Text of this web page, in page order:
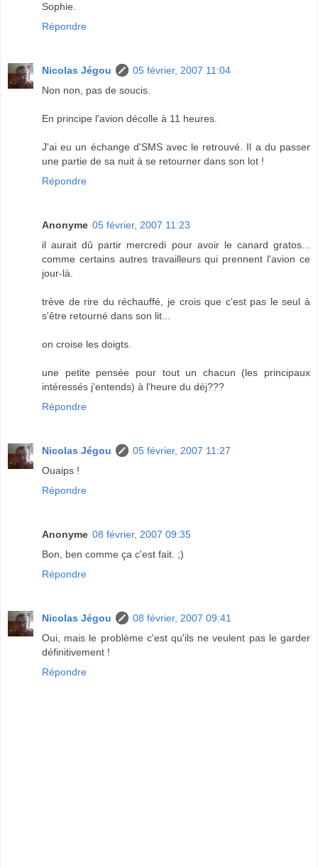
Sophie.
Répondre
Nicolas Jégou
05 février, 2007 11:04
Non non, pas de soucis.
En principe l'avion décolle à 11 heures.
J'ai eu un échange d'SMS avec le retrouvé. Il a du passer
une partie de sa nuit à se retourner dans son lot !
Répondre
Anonyme 05 février, 2007 11:23
il aurait dû partir mercredi pour avoir le canard gratos...
comme certains autres travailleurs qui prennent l'avion ce
jour-là.
trève de rire du réchauffé, je crois que c'est pas le seul à
s'être retourné dans son lit...
on croise les doigts.
une petite pensée pour tout un chacun (les principaux
intéressés j'entends) à l'heure du déj???
Répondre
Nicolas Jégou
05 février, 2007 11:27
Ouaips !
Répondre
Anonyme 08 février, 2007 09:35
Bon, ben comme ça c'est fait. ;)
Répondre
Nicolas Jégou
08 février, 2007 09:41
Oui, mais le problème c'est qu'ils ne veulent pas le garder
définitivement !
Répondre